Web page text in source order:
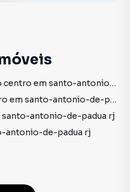
Imóveis para alugar no bairro centro em santo-antonio-de-padua rj
Apartamento no bairro centro em santo-antonio-de-padua rj
santo-antonio-de-padua rj
antonio-de-padua rj